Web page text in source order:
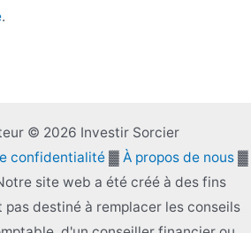
.
© 2026 Investir Sorcier
confidentialité▓ À propos de nous▓
site web a été créé à des fins
destiné à remplacer les conseils